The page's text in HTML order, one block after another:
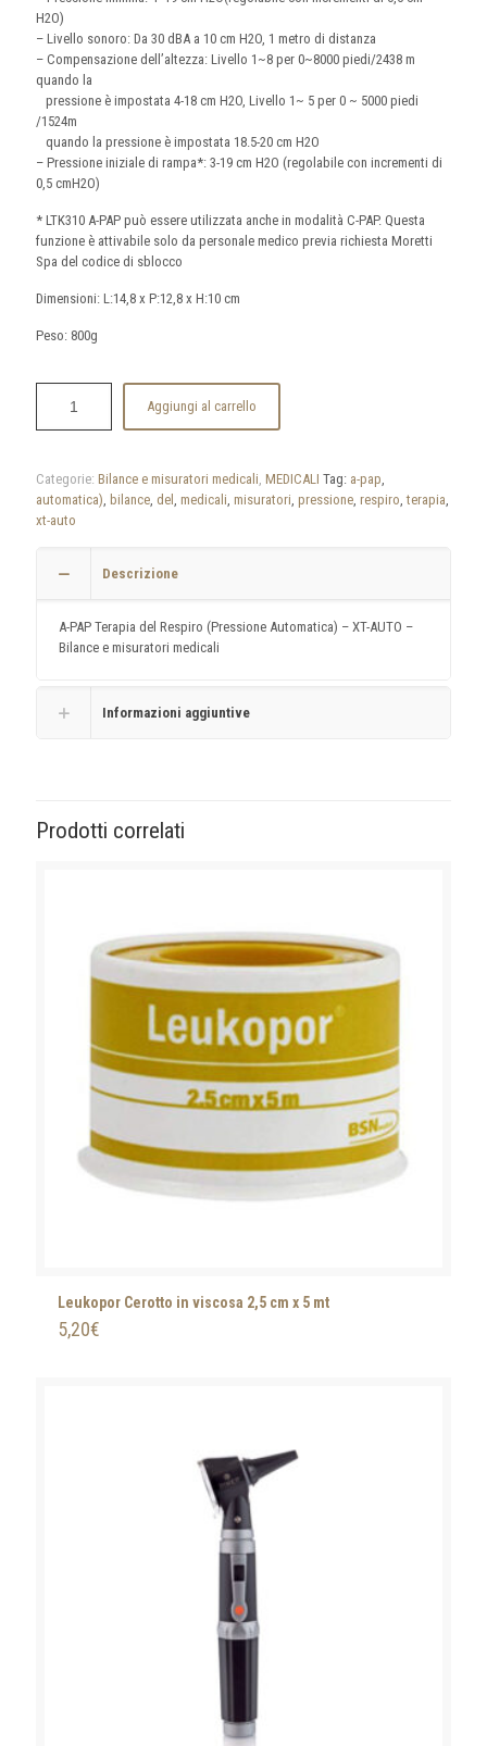
H2O)
– Livello sonoro: Da 30 dBA a 10 cm H2O, 1 metro di distanza
– Compensazione dell’altezza: Livello 1~8 per 0~8000 piedi/2438 m
quando la
pressione è impostata 4-18 cm H2O, Livello 1~ 5 per 0 ~ 5000 piedi
/1524m
quando la pressione è impostata 18.5-20 cm H2O
– Pressione iniziale di rampa*: 3-19 cm H2O (regolabile con incrementi di
0,5 cmH2O)
* LTK310 A-PAP può essere utilizzata anche in modalità C-PAP. Questa
funzione è attivabile solo da personale medico previa richiesta Moretti
Spa del codice di sblocco
Dimensioni: L:14,8 x P:12,8 x H:10 cm
Peso: 800g
Aggiungi al carrello
Categorie: Bilance e misuratori medicali, MEDICALI Tag: a-pap,
automatica), bilance, del , medicali, misuratori, pressione, respiro,terapia,
xt-auto
Descrizione
A-PAP Terapia del Respiro (Pressione Automatica) – XT-AUTO –
Bilance e misuratori medicali
Informazioni aggiuntive
Prodotti correlati
Leukopor Cerotto in viscosa 2,5 cm x 5 mt
5,20€